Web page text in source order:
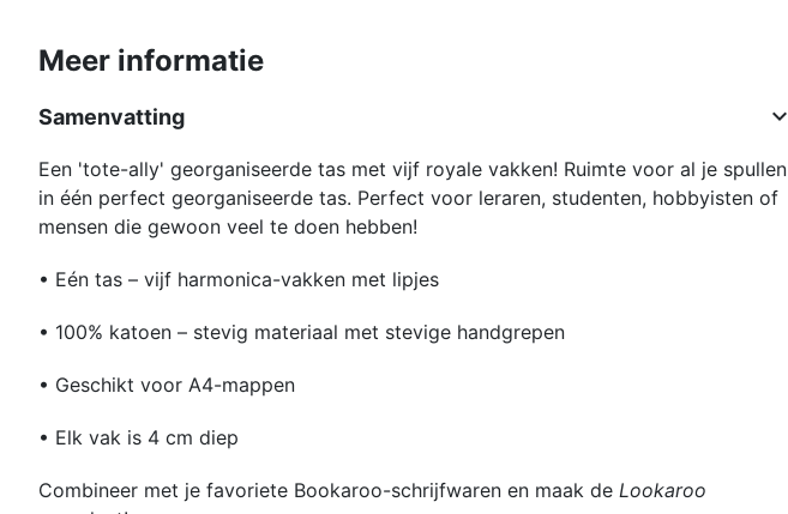
Meer informatie
Samenvatting 
Een 'tote-ally' georganiseerde tas met vijf royale vakken! Ruimte voor al je spullen
in één perfect georganiseerde tas. Perfect voor leraren, studenten, hobbyisten of
mensen die gewoon veel te doen hebben!
• Eén tas – vijf harmonica-vakken met lipjes
• 100% katoen – stevig materiaal met stevige handgrepen
• Geschikt voor A4-mappen
• Elk vak is 4 cm diep
Combineer met je favoriete Bookaroo-schrijfwaren en maak de Lookaroo